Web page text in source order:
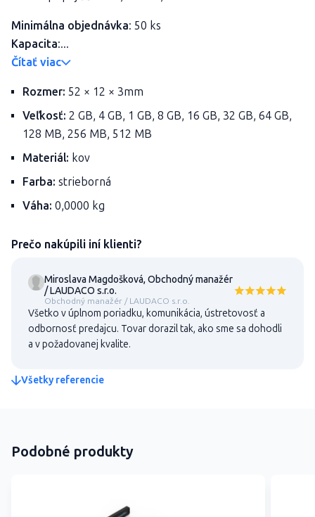
Minimálna objednávka: 50 ks
Kapacita:...
Čítať viac
Rozmer: 52 × 12 × 3mm
Veľkosť: 2 GB, 4 GB, 1 GB, 8 GB, 16 GB, 32 GB, 64 GB,
128 MB, 256 MB, 512 MB
Materiál: kov
Farba: strieborná
Váha: 0,0000 kg
Prečo nakúpili iní klienti?
Miroslava Magdošková, Obchodný manažér
/ LAUDACO s.r.o.
Obchodný manažér / LAUDACO s.r.o.
Všetko v úplnom poriadku, komunikácia, ústretovosť a
odbornosť predajcu. Tovar dorazil tak, ako sme sa dohodli
a v požadovanej kvalite.
Všetky referencie
Podobné produkty